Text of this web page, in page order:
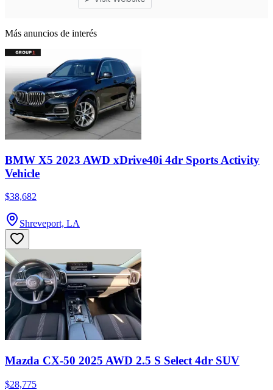
Más anuncios de interés
BMW X5 2023 AWD xDrive40i 4dr Sports Activity
Vehicle
$38,682
Shreveport, LA
Mazda CX-50 2025 AWD 2.5 S Select 4dr SUV
$28,775